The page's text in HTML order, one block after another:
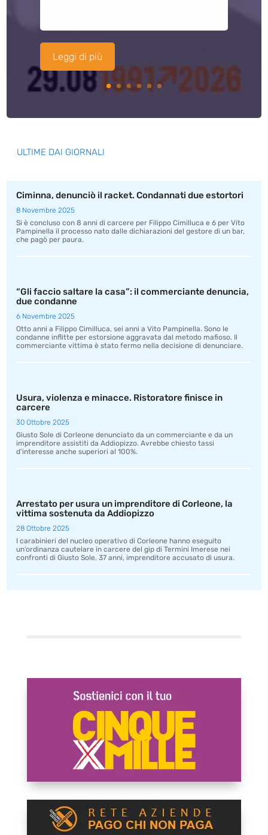
Leggi di più
ULTIME DAI GIORNALI
Ciminna, denunciò il racket. Condannati due estortori
8 Novembre 2025
Si è concluso con 8 anni di carcere per Filippo Cimilluca e 6 per Vito
Pampinella il processo nato dalle dichiarazioni del gestore di un bar,
che pagò per paura.
“Gli faccio saltare la casa”: il commerciante denuncia,
due condanne
6 Novembre 2025
Otto anni a Filippo Cimilluca, sei anni a Vito Pampinella. Sono le
condanne inflitte per estorsione aggravata dal metodo mafioso. Il
commerciante vittima è stato fermo nella decisione di denunciare.
Usura, violenza e minacce. Ristoratore finisce in
carcere
30 Ottobre 2025
Giusto Sole di Corleone denunciato da un commerciante e da un
imprenditore assistiti da Addiopizzo. Avrebbe chiesto tassi
d’interesse anche superiori al 100%.
Arrestato per usura un imprenditore di Corleone, la
vittima sostenuta da Addiopizzo
28 Ottobre 2025
I carabinieri del nucleo operativo di Corleone hanno eseguito
un’ordinanza cautelare in carcere del gip di Termini Imerese nei
confronti di Giusto Sole, 37 anni, imprenditore accusato di usura.